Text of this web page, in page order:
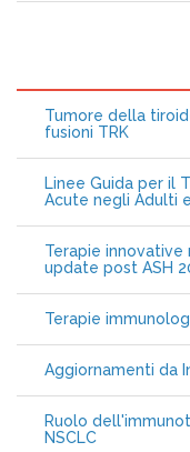
Tumore della
fusioni TRK
Linee Guida per il
Acute negli Adulti
Terapie
update post ASH
Terapie
Aggiornamenti da
Ruolo
NSCLC